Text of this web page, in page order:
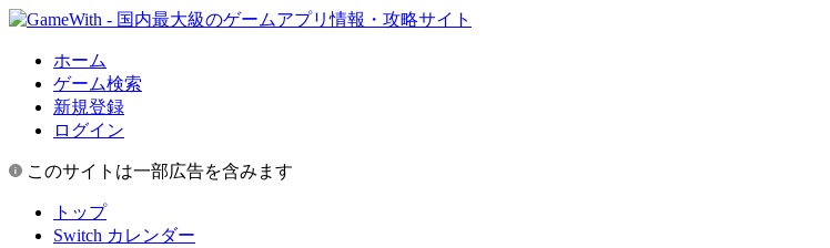
ホーム
ゲーム検索
新規登録
ログイン
このサイトは一部広告を含みます
トップ
Switch カレンダー